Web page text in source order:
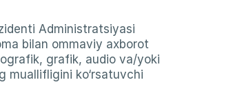
Administratsiyasi
bilan ommaviy axborot
grafik, audio va/yoki
muallifligini ko‘rsatuvchi